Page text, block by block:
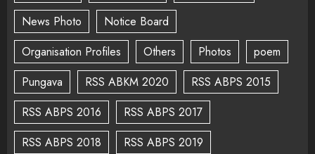
News Photo
Notice Board
Organisation Profiles
Others Photos
poem
Pungava
RSS ABKM 2020
RSS ABPS 2015
RSS ABPS 2016
RSS ABPS 2017
RSS ABPS 2018
RSS ABPS 2019